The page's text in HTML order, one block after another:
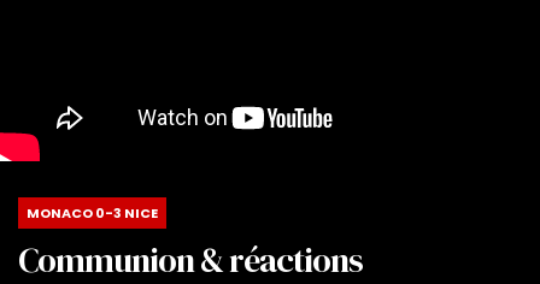
MONACO 0-3 NICE
Communion & réactions